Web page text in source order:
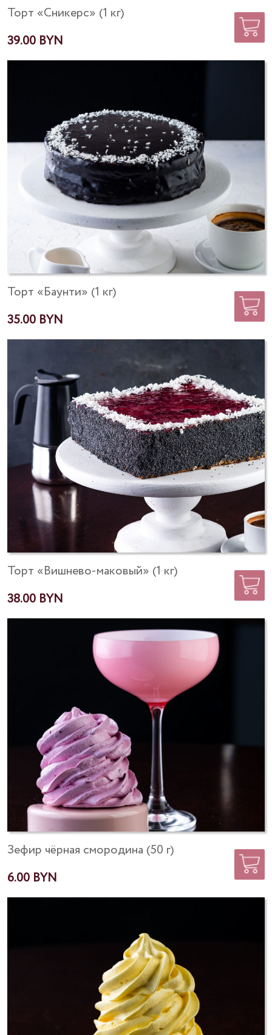
Торт «Сникерс» (1 кг)
39.00
Торт «Баунти» (1 кг)
35.00
Торт «Вишнево-маковый» (1 кг)
38.00
Зефир чёрная смородина (50 г)
6.00